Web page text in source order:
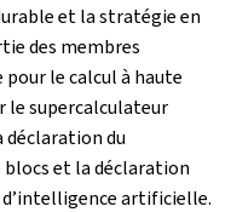
et la stratégie en
des membres
le calcul à haute
le supercalculateur
déclaration du
blocs et la déclaration
artificielle.